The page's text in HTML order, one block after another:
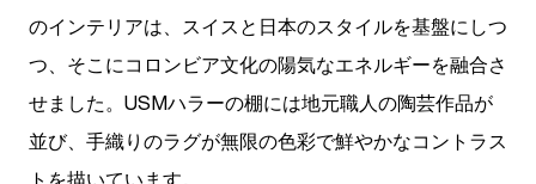
のインテリアは、スイスと日本のスタイルを基盤にしつ
つ、そこにコロンビア文化の陽気なエネルギーを融合さ
せました。USMハラーの棚には地元職人の陶芸作品が
並び、手織りのラグが無限の色彩で鮮やかなコントラス
トを描いています。